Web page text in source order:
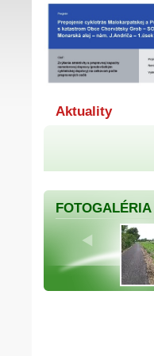
Aktuality
FOTOGALÉRIA